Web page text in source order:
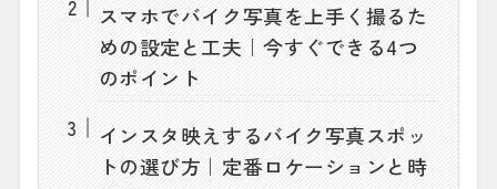
スマホでバイク写真を上手く撮るた
めの設定と工夫｜今すぐできる4つ
のポイント
インスタ映えするバイク写真スポッ
トの選び方｜定番ロケーションと時